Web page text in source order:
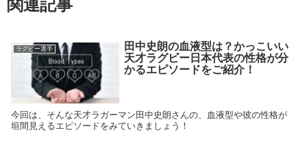
関連記事
ラグビー選手
田中史朗の血液型は？かっこいい
天才ラグビー日本代表の性格が分
かるエピソードをご紹介！
今回は、そんな天才ラガーマン田中史朗さんの、血液型や彼の性格が
垣間見えるエピソードをみていきましょう！